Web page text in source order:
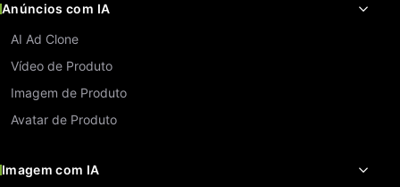
Imagem com IA
Anúncios com IA
AI Ad Clone
Vídeo de Produto
Imagem de Produto
Avatar de Produto